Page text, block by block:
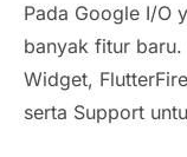
Pada Google I/O
banyak fitur
Widget,
serta Support